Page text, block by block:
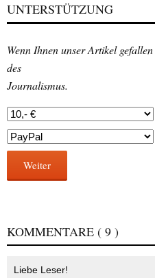
UNTERSTÜTZUNG
Wenn Ihnen unser Artikel
des
Journalismus.
Weiter
KOMMENTARE ( 9 )
Liebe Leser!